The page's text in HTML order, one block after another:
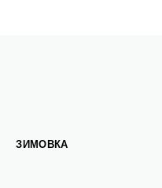
ЗИМОВКА